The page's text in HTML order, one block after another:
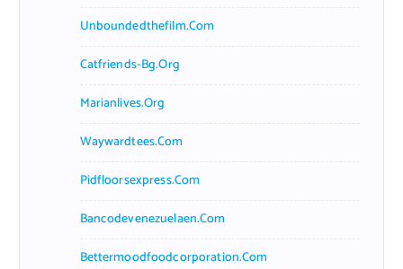
Unboundedthefilm.com
Catfriends-Bg.org
Marianlives.org
Waywardtees.com
Pidfloorsexpress.com
Bancodevenezuelaen.com
Bettermoodfoodcorporation.com